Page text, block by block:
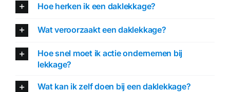
Hoe herken ik een daklekkage?
Wat veroorzaakt een daklekkage?
Hoe snel moet ik actie ondernemen bij
lekkage?
Wat kan ik zelf doen bij een daklekkage?